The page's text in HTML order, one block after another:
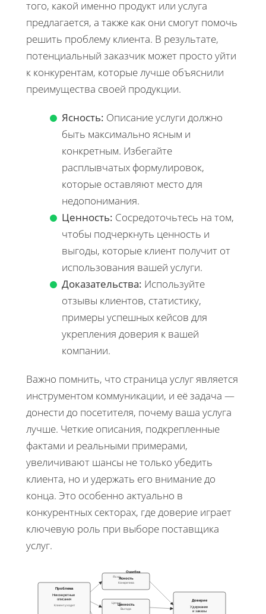
того, какой именно продукт или услуга
предлагается, а также как они смогут помочь
решить проблему клиента. В результате,
потенциальный заказчик может просто уйти
к конкурентам, которые лучше объяснили
преимущества своей продукции.
Ясность: Описание услуги должно
быть максимально ясным и
конкретным. Избегайте
расплывчатых формулировок,
которые оставляют место для
недопонимания.
Ценность: Сосредоточьтесь на том,
чтобы подчеркнуть ценность и
выгоды, которые клиент получит от
использования вашей услуги.
Доказательства: Используйте
отзывы клиентов, статистику,
примеры успешных кейсов для
укрепления доверия к вашей
компании.
Важно помнить, что страница услуг является
инструментом коммуникации, и её задача —
донести до посетителя, почему ваша услуга
лучше. Четкие описания, подкрепленные
фактами и реальными примерами,
увеличивают шансы не только убедить
клиента, но и удержать его внимание до
конца. Это особенно актуально в
конкурентных секторах, где доверие играет
ключевую роль при выборе поставщика
услуг.
Ошибка
Проблема
Неконкретные
описания
Клиент уходит
Ясность
Конкретика
Ценность
Выгода
Доверие
Удержание
и заказы
Ясно
Ценно